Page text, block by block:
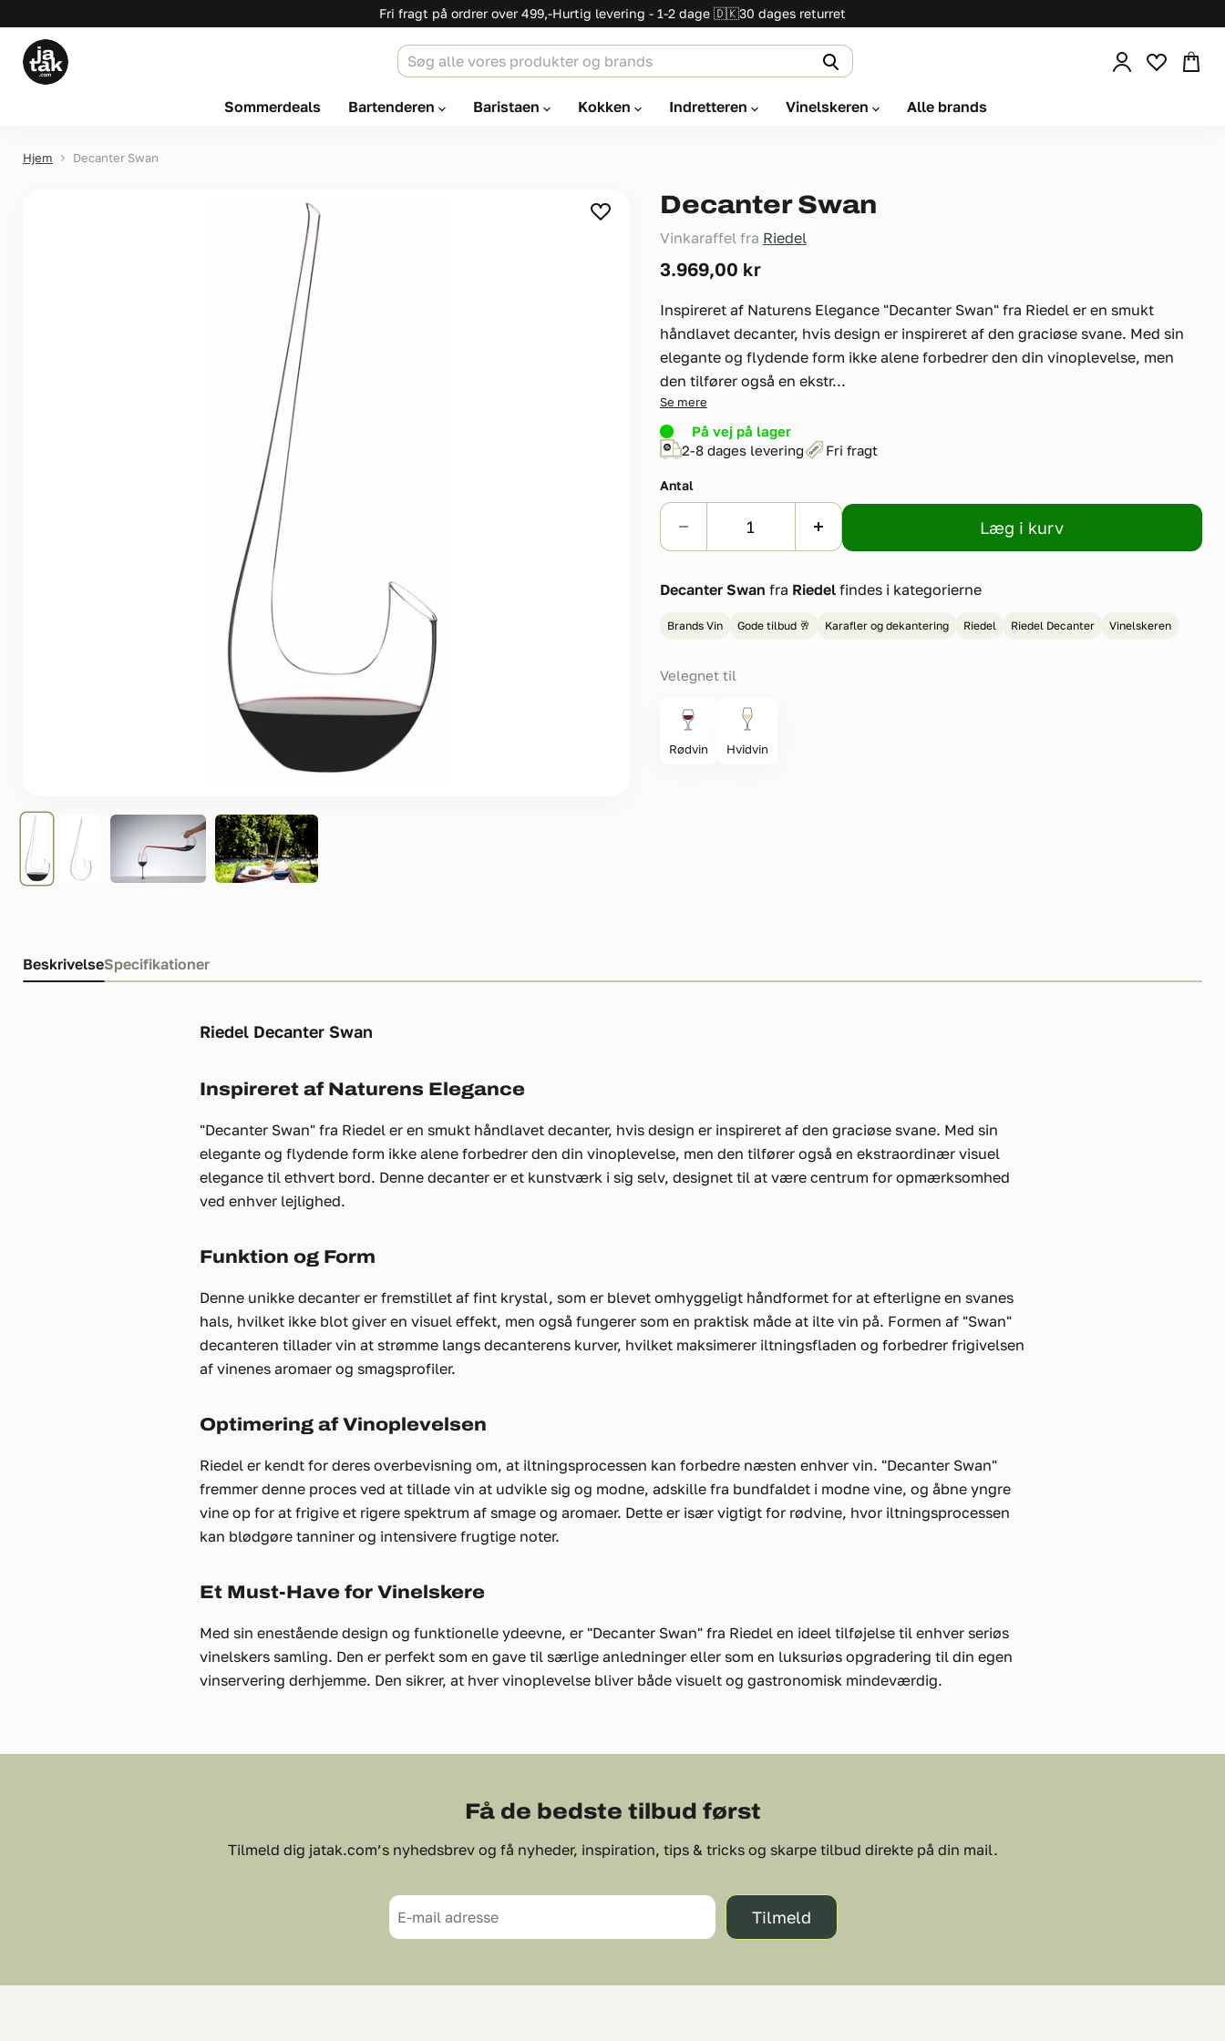
Fri fragt på ordrer over 499,-Hurtig levering - 1-2 dage 🇩🇰30 dages returret
Sommerdeals Bartenderen Baristaen Kokken Indretteren Vinelskeren Alle brands
Hjem Decanter Swan
Decanter Swan
Vinkaraffel fra Riedel
Nuværende pris
3.969,00 kr
Inspireret af Naturens Elegance "Decanter Swan" fra Riedel er en smukt
håndlavet decanter, hvis design er inspireret af den graciøse svane. Med sin
elegante og flydende form ikke alene forbedrer den din vinoplevelse, men
den tilfører også en ekstr...
Se mere
På vej på lager
2-8 dages levering
Fri fragt
Antal
Læg i kurv
Decanter Swan fra Riedelfindes i kategorierne
Brands Vin Gode tilbud 🥂 Karafler og dekantering Riedel Riedel Decanter Vinelskeren
Velegnet til
Rødvin Hvidvin
BeskrivelseSpecifikationer
Riedel Decanter Swan
Inspireret af Naturens Elegance
"Decanter Swan" fra Riedel er en smukt håndlavet decanter, hvis design er inspireret af den graciøse svane. Med sin
elegante og flydende form ikke alene forbedrer den din vinoplevelse, men den tilfører også en ekstraordinær visuel
elegance til ethvert bord. Denne decanter er et kunstværk i sig selv, designet til at være centrum for opmærksomhed
ved enhver lejlighed.
Funktion og Form
Denne unikke decanter er fremstillet af fint krystal, som er blevet omhyggeligt håndformet for at efterligne en svanes
hals, hvilket ikke blot giver en visuel effekt, men også fungerer som en praktisk måde at ilte vin på. Formen af "Swan"
decanteren tillader vin at strømme langs decanterens kurver, hvilket maksimerer iltningsfladen og forbedrer frigivelsen
af vinenes aromaer og smagsprofiler.
Optimering af Vinoplevelsen
Riedel er kendt for deres overbevisning om, at iltningsprocessen kan forbedre næsten enhver vin. "Decanter Swan"
fremmer denne proces ved at tillade vin at udvikle sig og modne, adskille fra bundfaldet i modne vine, og åbne yngre
vine op for at frigive et rigere spektrum af smage og aromaer. Dette er især vigtigt for rødvine, hvor iltningsprocessen
kan blødgøre tanniner og intensivere frugtige noter.
Et Must-Have for Vinelskere
Med sin enestående design og funktionelle ydeevne, er "Decanter Swan" fra Riedel en ideel tilføjelse til enhver seriøs
vinelskers samling. Den er perfekt som en gave til særlige anledninger eller som en luksuriøs opgradering til din egen
vinservering derhjemme. Den sikrer, at hver vinoplevelse bliver både visuelt og gastronomisk mindeværdig.
Få de bedste tilbud først
Tilmeld dig jatak.com’s nyhedsbrev og få nyheder, inspiration, tips & tricks og skarpe tilbud direkte på din mail.
E-mail adresse Tilmeld